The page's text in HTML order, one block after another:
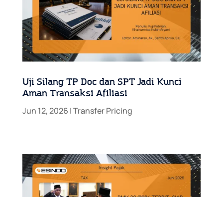
Uji Silang TP Doc dan SPT Jadi Kunci
Aman Transaksi Afiliasi
Jun 12, 2026 |Transfer Pricing